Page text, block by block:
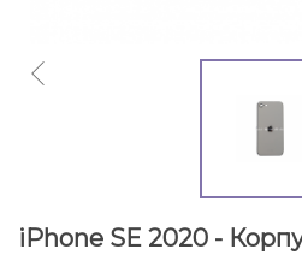
iPhone SE 2020 -